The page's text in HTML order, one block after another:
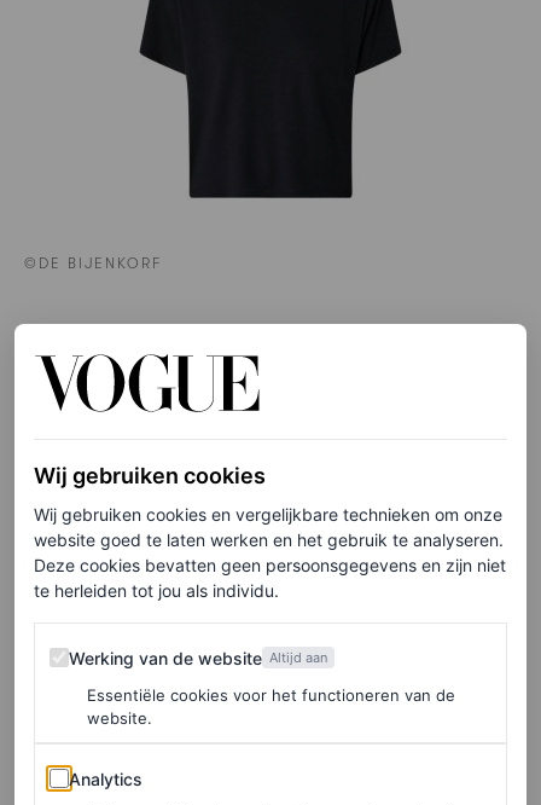
©DE BIJENKORF
T-shirt in lyocellblend, € 55
Toteme
Wij gebruiken cookies
Wij gebruiken cookies en vergelijkbare technieken om onze
website goed te laten werken en het gebruik te analyseren.
Deze cookies bevatten geen persoonsgegevens en zijn niet
te herleiden tot jou als individu.
Werking van de website
Werking van de website Altijd aan
Essentiële cookies voor het functioneren van de
website.
Analytics
Analytics